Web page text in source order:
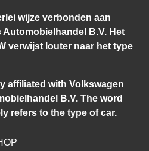
wijze verbonden aan
Automobielhandel B.V. Het
verwijst louter naar het type
affiliated with Volkswagen
B.V. The word
refers to the type of car.